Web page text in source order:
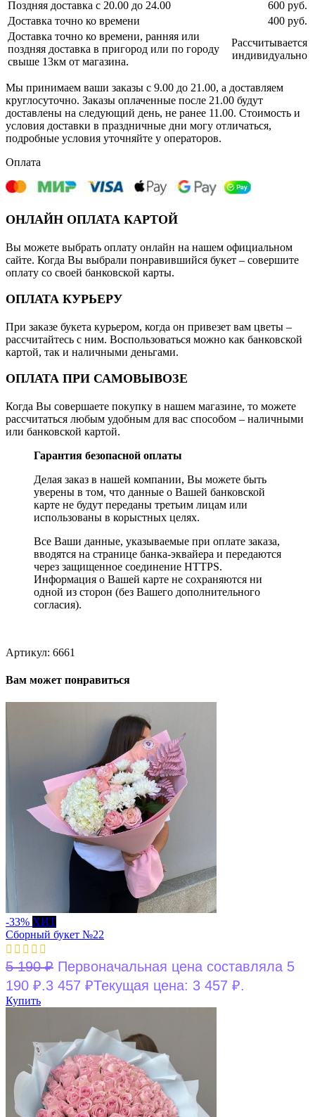
Поздняя доставка с 20.00 до 24.00
600 руб.
Доставка точно ко времени
400 руб.
Доставка точно ко времени, ранняя или
поздняя доставка в пригород или по городу
свыше 13км от магазина.
Рассчитывается
индивидуально
Мы принимаем ваши заказы с 9.00 до 21.00, а доставляем
круглосуточно. Заказы оплаченные после 21.00 будут
доставлены на следующий день, не ранее 11.00. Стоимость и
условия доставки в праздничные дни могу отличаться,
подробные условия уточняйте у операторов.
Оплата
ОНЛАЙН ОПЛАТА КАРТОЙ
Вы можете выбрать оплату онлайн на нашем официальном
сайте. Когда Вы выбрали понравившийся букет – совершите
оплату со своей банковской карты.
ОПЛАТА КУРЬЕРУ
При заказе букета курьером, когда он привезет вам цветы –
рассчитайтесь с ним. Воспользоваться можно как банковской
картой, так и наличными деньгами.
ОПЛАТА ПРИ САМОВЫВОЗЕ
Когда Вы совершаете покупку в нашем магазине, то можете
рассчитаться любым удобным для вас способом – наличными
или банковской картой.
Гарантия безопасной оплаты
Делая заказ в нашей компании, Вы можете быть
уверены в том, что данные о Вашей банковской
карте не будут переданы третьим лицам или
использованы в корыстных целях.
Все Ваши данные, указываемые при оплате заказа,
вводятся на странице банка-эквайера и передаются
через защищенное соединение HTTPS.
Информация о Вашей карте не сохраняются ни
одной из сторон (без Вашего дополнительного
согласия).
Артикул: 6661
Вам может понравиться
-33% ХИТ
Сборный букет №22
5 190₽ Первоначальная цена составляла 5
190 ₽.3 457 ₽Текущая цена: 3 457 ₽.
Купить